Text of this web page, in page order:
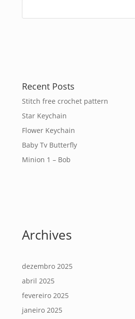
Recent Posts
Stitch free crochet pattern
Star Keychain
Flower Keychain
Baby Tv Butterfly
Minion 1 – Bob
Archives
dezembro 2025
abril 2025
fevereiro 2025
janeiro 2025